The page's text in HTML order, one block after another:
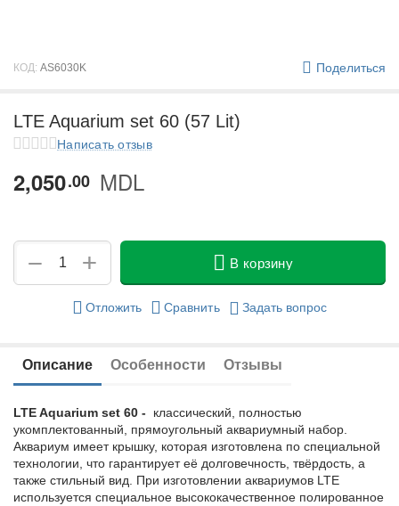
КОД: AS6030K Поделиться
LTE Aquarium set 60 (57 Lit)
Написать отзыв
2,050 00 MDL
+
− В корзину
Отложить Сравнить Задать вопрос
Описание Особенности Отзывы
LTE Aquarium set 60 -
классический, полностью
укомплектованный, прямоугольный аквариумный набор.
Аквариум имеет крышку, которая изготовлена по специальной
технологии, что гарантирует её долговечность, твёрдость, а
также стильный вид. При изготовлении аквариумов LTE
используется специальное высококачественное полированное